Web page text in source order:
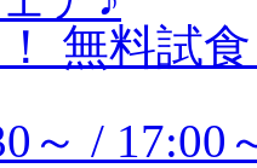
無料試食
～ / 17:00